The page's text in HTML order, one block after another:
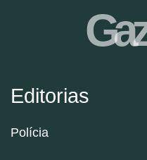
Editorias
Polícia